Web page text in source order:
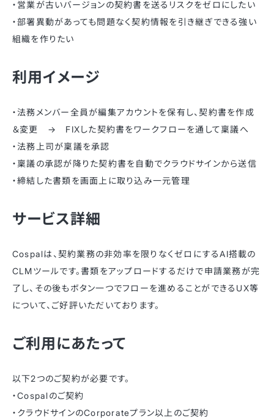
・営業が古いバージョンの契約書を送るリスクをゼロにしたい
・部署異動があっても問題なく契約情報を引き継ぎできる強い
組織を作りたい
利用イメージ
・法務メンバー全員が編集アカウントを保有し、契約書を作成
＆変更 → FIXした契約書をワークフローを通して稟議へ
・法務上司が稟議を承認
・稟議の承認が降りた契約書を自動でクラウドサインから送信
・締結した書類を画面上に取り込み一元管理
サービス詳細
Cospalは、契約業務の非効率を限りなくゼロにするAI搭載の
CLMツールです。書類をアップロードするだけで申請業務が完
了し、その後もボタン一つでフローを進めることができるUX等
について、ご好評いただいております。
ご利用にあたって
以下2つのご契約が必要です。
・Cospalのご契約
・クラウドサインのCorporateプラン以上のご契約